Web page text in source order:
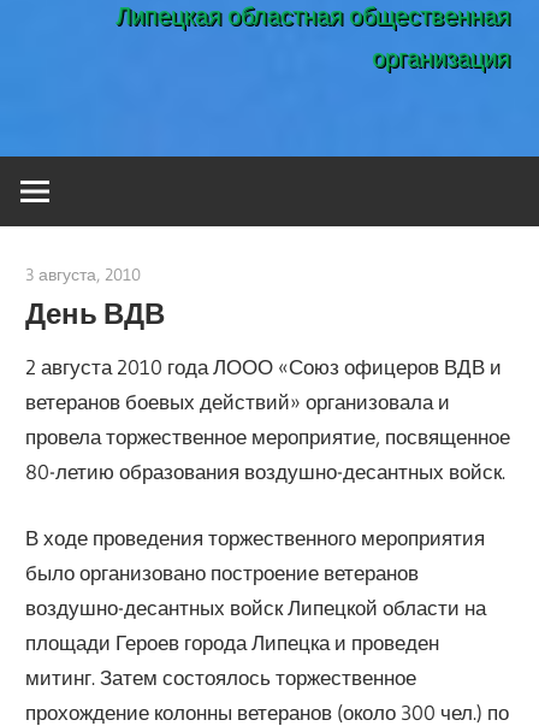
Липецкая областная общественная
организация
3 августа, 2010
День ВДВ
2 августа 2010 года ЛООО «Союз офицеров ВДВ и
ветеранов боевых действий» организовала и
провела торжественное мероприятие, посвященное
80-летию образования воздушно-десантных войск.
В ходе проведения торжественного мероприятия
было организовано построение ветеранов
воздушно-десантных войск Липецкой области на
площади Героев города Липецка и проведен
митинг. Затем состоялось торжественное
прохождение колонны ветеранов (около 300 чел.) по